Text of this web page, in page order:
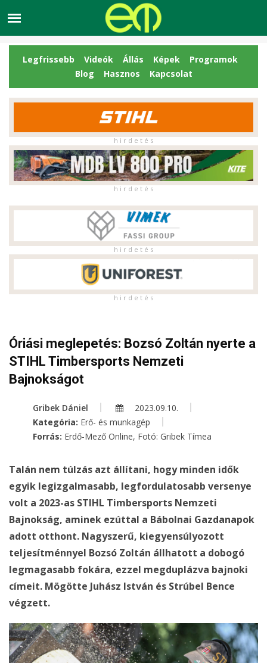
Legfrissebb Videók Állás Képek
Programok
Blog
Hasznos Kapcsolat
h i r d e t é s
h i r d e t é s
h i r d e t é s
h i r d e t é s
Óriási meglepetés: Bozsó Zoltán nyerte a
STIHL Timbersports Nemzeti
Bajnokságot
Gribek Dániel
2023.09.10.
Kategória: Erő- és munkagép
Forrás: Erdő-Mező Online, Fotó: Gribek Tímea
Talán nem túlzás azt állítani, hogy minden idők
egyik legizgalmasabb, legfordulatosabb versenye
volt a 2023-as STIHL Timbersports Nemzeti
Bajnokság, aminek ezúttal a Bábolnai Gazdanapok
adott otthont. Nagyszerű, kiegyensúlyozott
teljesítménnyel Bozsó Zoltán állhatott a dobogó
legmagasabb fokára, ezzel megduplázva bajnoki
címeit. Mögötte Juhász István és Strúbel Bence
végzett.